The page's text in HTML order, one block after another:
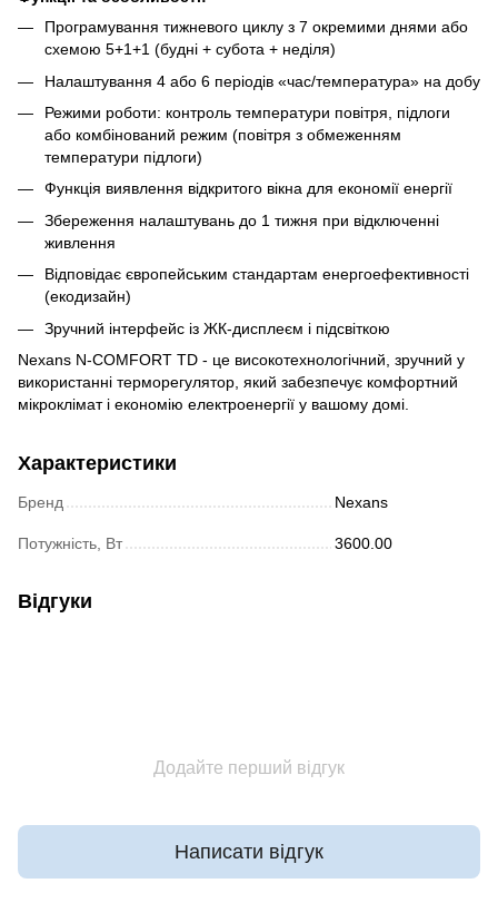
Програмування тижневого циклу з 7 окремими днями або
схемою 5+1+1 (будні + субота + неділя)
Налаштування 4 або 6 періодів «час/температура» на добу
Режими роботи: контроль температури повітря, підлоги
або комбінований режим (повітря з обмеженням
температури підлоги)
Функція виявлення відкритого вікна для економії енергії
Збереження налаштувань до 1 тижня при відключенні
живлення
Відповідає європейським стандартам енергоефективності
(екодизайн)
Зручний інтерфейс із ЖК-дисплеєм і підсвіткою
Nexans N-COMFORT TD - це високотехнологічний, зручний у
використанні терморегулятор, який забезпечує комфортний
мікроклімат і економію електроенергії у вашому домі.
Характеристики
Бренд Nexans
Потужність, Вт 3600.00
Відгуки
Додайте перший відгук
Написати відгук